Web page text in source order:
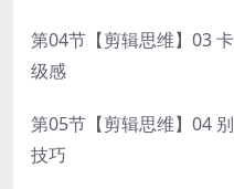
第04节【剪辑思维】03
级感
第05节【剪辑思维】04
技巧